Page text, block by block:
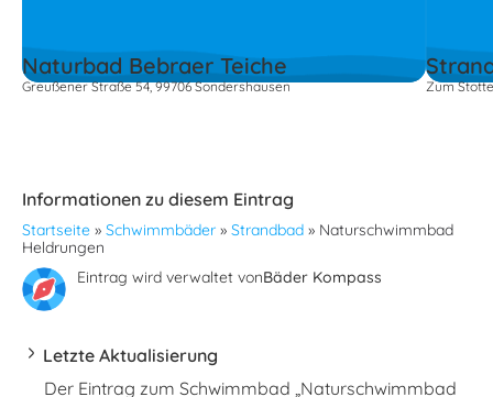
Naturbad Bebraer Teiche
Greußener Straße 54, 99706 Sondershausen Zum
Informationen zu diesem Eintrag
Startseite » Schwimmbäder » Strandbad » Naturschwimmbad
Heldrungen
Eintrag wird verwaltet vonBäder Kompass
Letzte Aktualisierung
Der Eintrag zum Schwimmbad „Naturschwimmbad